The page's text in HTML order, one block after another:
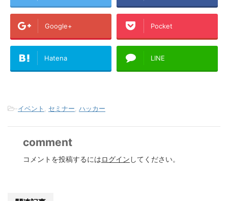
Google+ Pocket
Hatena LINE
-イベント セミナー ハッカー
comment
コメントを投稿するにはログイン してください。